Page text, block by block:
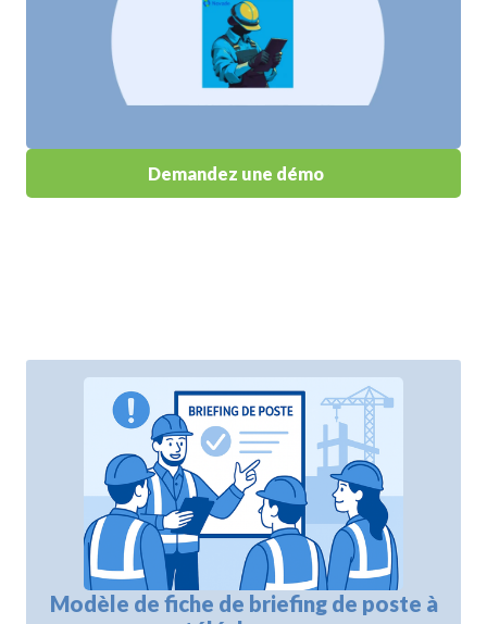
Demandez une démo
Modèle de fiche de briefing de poste à